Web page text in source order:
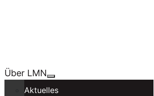
Über LMN
Aktuelles